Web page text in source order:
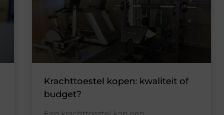
Krachttoestel kopen: kwaliteit of
budget?